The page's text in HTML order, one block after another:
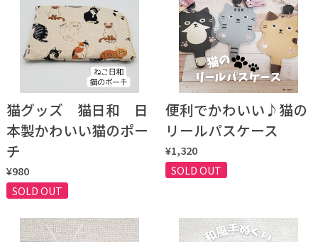
猫グッズ 猫日和 日
本製かわいい猫のポー
チ
¥980
SOLD OUT
便利でかわいい♪猫の
リールパスケース
¥1,320
SOLD OUT